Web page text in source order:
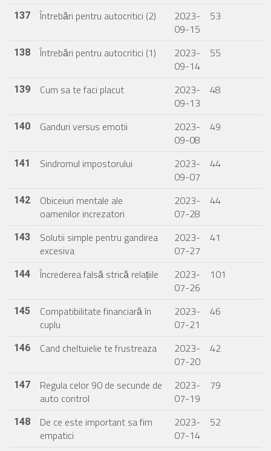
137 Întrebări pentru autocritici (2)
2023-
09-15
53
138 Întrebări pentru autocritici (1)
2023-
09-14
55
139 Cum sa te faci placut
2023-
09-13
48
140 Ganduri versus emotii
2023-
09-08
49
141 Sindromul impostorului
2023-
09-07
44
142
Obiceiuri mentale ale
oamenilor increzatori
2023-
07-28
44
143
Solutii simple pentru gandirea
excesiva
2023-
07-27
41
144 Încrederea falsă strică relațiile
2023-
07-26
101
145
Compatibilitate financiară în
cuplu
2023-
07-21
46
146 Cand cheltuielie te frustreaza
2023-
07-20
42
147
Regula celor 90 de secunde de
auto control
2023-
07-19
79
148
De ce este important sa fim
empatici
2023-
07-14
52